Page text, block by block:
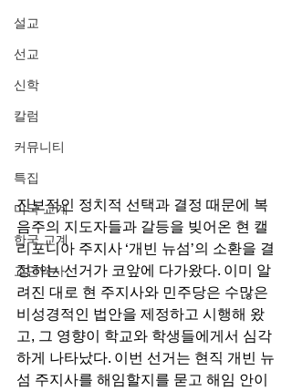
설교
선교
신학
칼럼
커뮤니티
특집
미국 교계
한국 교계
교단역사
진보적인 정치적 선택과 결정 때문에 복
음주의 지도자들과 갈등을 빚어온 현 캘
리포니아 주지사 ‘개빈 뉴섬’의 소환을 결
정하는 선거가 코앞에 다가왔다. 이미 알
려진 대로 현 주지사와 민주당은 수많은
비성경적인 법안을 제정하고 시행해 왔
고, 그 영향이 학교와 학생들에게서 심각
하게 나타났다. 이번 선거는 현직 개빈 뉴
섬 주지사를 해임할지를 묻고 해임 안이